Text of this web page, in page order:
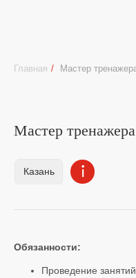
Главная / Мастер
Мастер тренажера
Обязанности:
Проведение